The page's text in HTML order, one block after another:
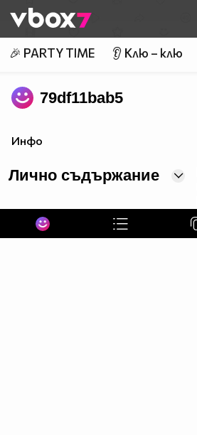
👾
🎉 PARTY TIME 👂 Клю – клю
79df11bab5
Инфо
Лично съдържание